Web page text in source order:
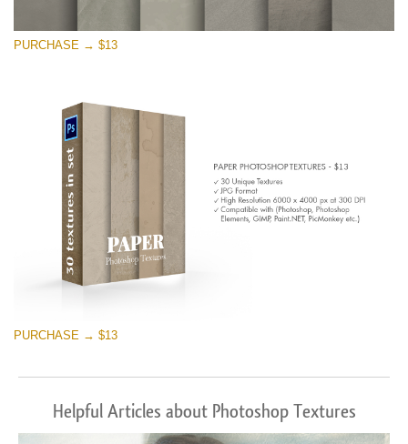
Free download
PURCHASE → $13
PURCHASE → $13
Helpful Articles about Photoshop Textures